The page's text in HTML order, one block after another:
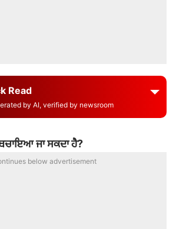
Read
by AI, verified by newsroom
ਜਾ ਸਕਦਾ ਹੈ?
below advertisement